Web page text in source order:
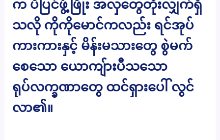
က ပီပြင်ဖွံ့ဖြိုး အလှတွေတိုးလျှက်ရှိ
သလို ကိုကိုမောင်ကလည်း ရင်အုပ်
ကားကားနှင့် မိန်းမသားတွေ စွဲမက်
စေသော ယောကျ်ားပီသသော
ရုပ်လက္ခဏာတွေ ထင်ရှားပေါ် လွင်
လာ၏။